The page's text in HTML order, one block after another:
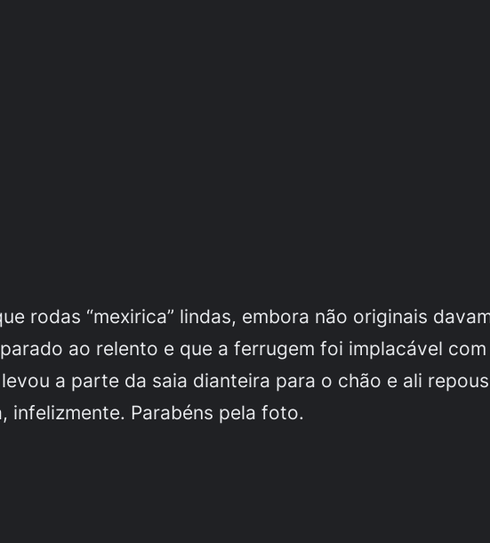
rodas “mexirica” lindas, embora não originais
ao relento e que a ferrugem foi implacável
a parte da saia dianteira para o chão e ali
infelizmente. Parabéns pela foto.